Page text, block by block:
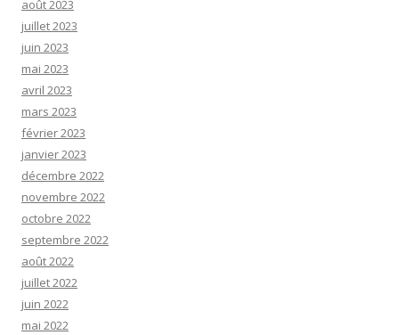
août 2023
juillet 2023
juin 2023
mai 2023
avril 2023
mars 2023
février 2023
janvier 2023
décembre 2022
novembre 2022
octobre 2022
septembre 2022
août 2022
juillet 2022
juin 2022
mai 2022